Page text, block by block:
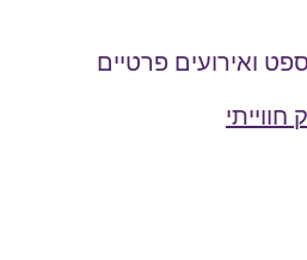
ואירועים פרטיים
חווייתי